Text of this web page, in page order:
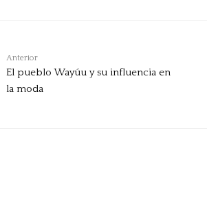
Anterior
El pueblo Wayúu y su influencia en
la moda